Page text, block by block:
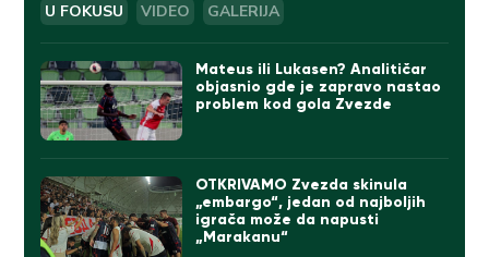
U FOKUSU VIDEO GALERIJA
Mateus ili Lukasen? Analitičar
objasnio gde je zapravo nastao
problem kod gola Zvezde
OTKRIVAMO Zvezda skinula
„embargo“, jedan od najboljih
igrača može da napusti
„Marakanu“